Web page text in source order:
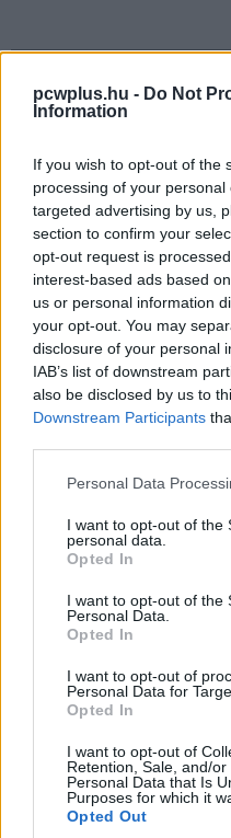
pcwplus.hu - Do Not
Information
If you wish to opt-out of the
processing of your
targeted advertising by us,
section to confirm your
opt-out request is
interest-based ads based
us or personal information
your opt-out. You may
disclosure of your personal
IAB’s list of downstream
also be disclosed by us to
Downstream Participants
Please note that this
not limited to your visit or
grant or deny consent to
use your data for below
consent section.
Personal Data
I want to opt-out of the
personal data.
Opted In
I want to opt-out of the
Personal Data.
Opted In
I want to opt-out of
Personal Data for
Opted In
I want to opt-out of
Retention, Sale, and/
Personal Data that Is
Purposes for which it
Opted Out
A következő képernyőn a
szöveges üzenetben,
generálja a
telefonszámot kell
A Dropbox elküldi a
a Dropbox oldalán. A
Ezután a Dropbox kiír
mentési kódot, ami
kapcsolni a kétlépcsős
A funkció végső
kód is kell, ha be akarunk